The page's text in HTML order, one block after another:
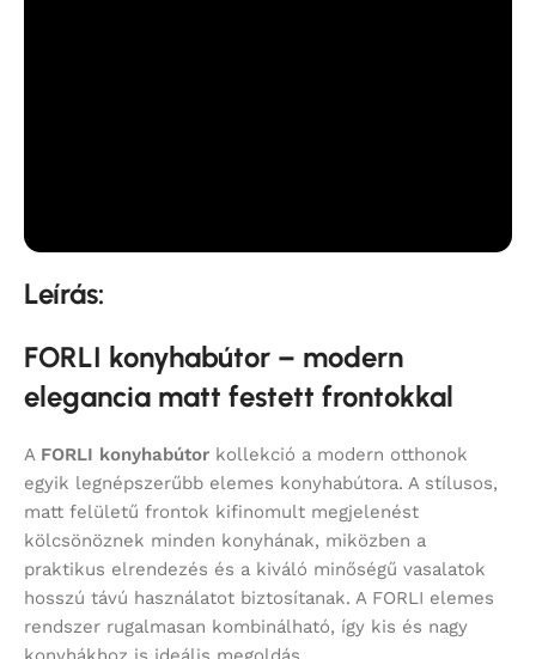
Leírás:
FORLI konyhabútor – modern
elegancia matt festett frontokkal
A FORLI konyhabútor kollekció a modern otthonok
egyik legnépszerűbb elemes konyhabútora. A stílusos,
matt felületű frontok kifinomult megjelenést
kölcsönöznek minden konyhának, miközben a
praktikus elrendezés és a kiváló minőségű vasalatok
hosszú távú használatot biztosítanak. A FORLI elemes
rendszer rugalmasan kombinálható, így kis és nagy